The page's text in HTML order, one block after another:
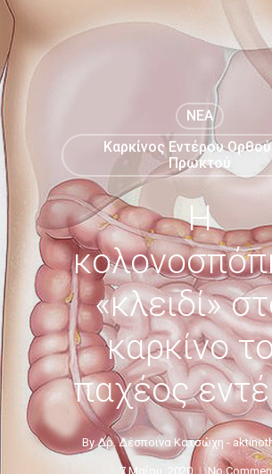
NEA
Καρκίνος Εντέρου Ορθού
Πρωκτού
Η
«κλειδί»
καρκίνο
παχέος
ByΔρ. Δέσποινα Κατσώχη -
7 Μαΐου, 2020 No